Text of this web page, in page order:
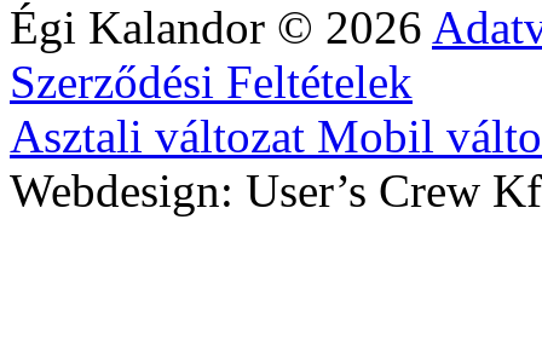
Égi Kalandor © 2026
Szerződési Feltételek
Asztali változat Mobil
Webdesign: User’s Crew